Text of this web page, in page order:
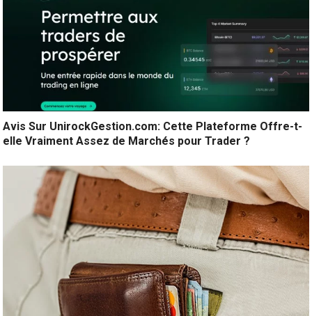
Avis Sur UnirockGestion.com: Cette Plateforme Offre-t-
elle Vraiment Assez de Marchés pour Trader ?